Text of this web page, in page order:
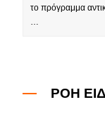
το πρόγραμμα
…
ΡΟΗ